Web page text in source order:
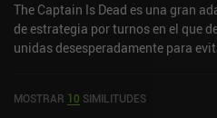
The Captain Is Dead es una gran
de estrategia por turnos en el que
unidas desesperadamente para
efectivamente, está muerto.Por
MOSTRAR 10 SIMILITUDES